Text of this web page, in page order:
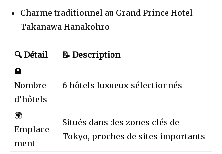
Charme traditionnel au Grand Prince Hotel
Takanawa Hanakohro
🔍 Détail
📝 Description
🏨
Nombre
d’hôtels
6 hôtels luxueux sélectionnés
🌍
Emplace
ment
Situés dans des zones clés de
Tokyo, proches de sites importants